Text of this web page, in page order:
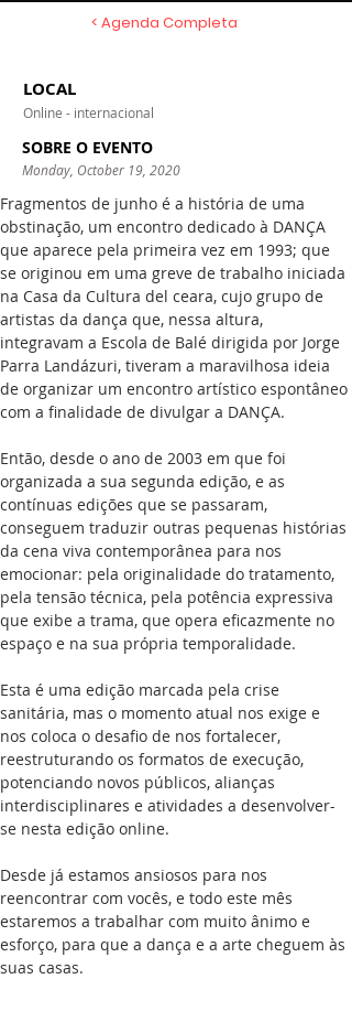
< Agenda Completa
LOCAL
Online - internacional
SOBRE O EVENTO
Monday, October 19, 2020
Fragmentos de junho é a história de uma
obstinação, um encontro dedicado à DANÇA
que aparece pela primeira vez em 1993; que
se originou em uma greve de trabalho iniciada
na Casa da Cultura del ceara, cujo grupo de
artistas da dança que, nessa altura,
integravam a Escola de Balé dirigida por Jorge
Parra Landázuri, tiveram a maravilhosa ideia
de organizar um encontro artístico espontâneo
com a finalidade de divulgar a DANÇA.
Então, desde o ano de 2003 em que foi
organizada a sua segunda edição, e as
contínuas edições que se passaram,
conseguem traduzir outras pequenas histórias
da cena viva contemporânea para nos
emocionar: pela originalidade do tratamento,
pela tensão técnica, pela potência expressiva
que exibe a trama, que opera eficazmente no
espaço e na sua própria temporalidade.
Esta é uma edição marcada pela crise
sanitária, mas o momento atual nos exige e
nos coloca o desafio de nos fortalecer,
reestruturando os formatos de execução,
potenciando novos públicos, alianças
interdisciplinares e atividades a desenvolver-
se nesta edição online.
Desde já estamos ansiosos para nos
reencontrar com vocês, e todo este mês
estaremos a trabalhar com muito ânimo e
esforço, para que a dança e a arte cheguem às
suas casas.